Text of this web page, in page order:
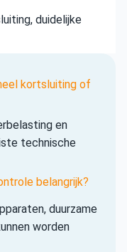
duidelijke
kortsluiting of
en
technische
belangrijk?
duurzame
worden